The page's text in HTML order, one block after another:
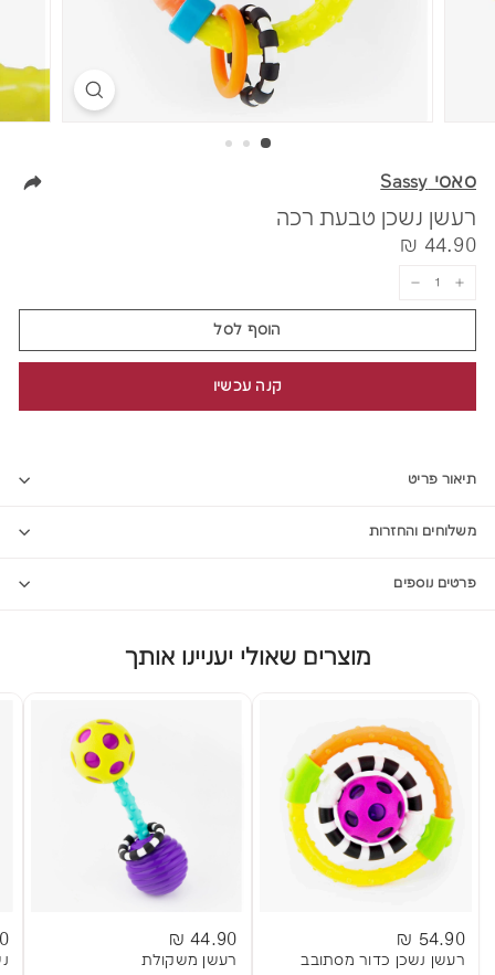
סאסי Sassy
רעשן נשכן טבעת רכה
מחיר
44.90 ₪
הוסף לסל
קנה עכשיו
תיאור פריט
משלוחים והחזרות
פרטים נוספים
מוצרים שאולי יעניינו אותך
54.90 ₪
רעשן נשכן כדור מסתובב
44.90 ₪
רעשן משקולת